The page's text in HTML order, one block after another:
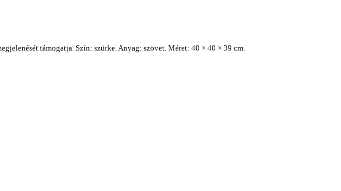
támogatja. Szín: szürke. Anyag: szövet. Méret: 40 × 40 × 39 cm.